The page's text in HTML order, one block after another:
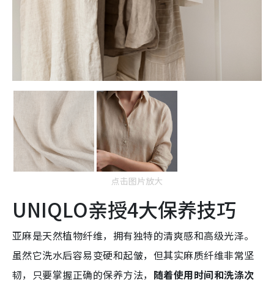
点击图片放大
UNIQLO亲授4大保养技巧
亚麻是天然植物纤维，拥有独特的清爽感和高级光泽。
虽然它洗水后容易变硬和起皱，但其实麻质纤维非常坚
韧，只要掌握正确的保养方法， 随着使用时间和洗涤次